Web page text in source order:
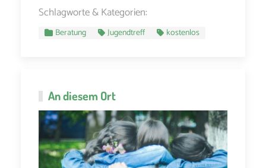
Schlagworte & Kategorien:
Beratung Jugendtreff kostenlos
An diesem Ort